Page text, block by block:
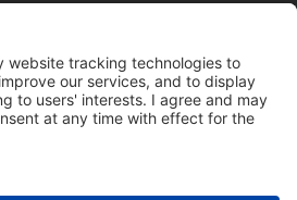
Palautukset ja vaatimukset